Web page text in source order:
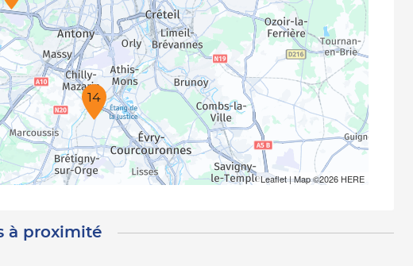
14
Leaflet| Map ©2026 HERE
à proximité